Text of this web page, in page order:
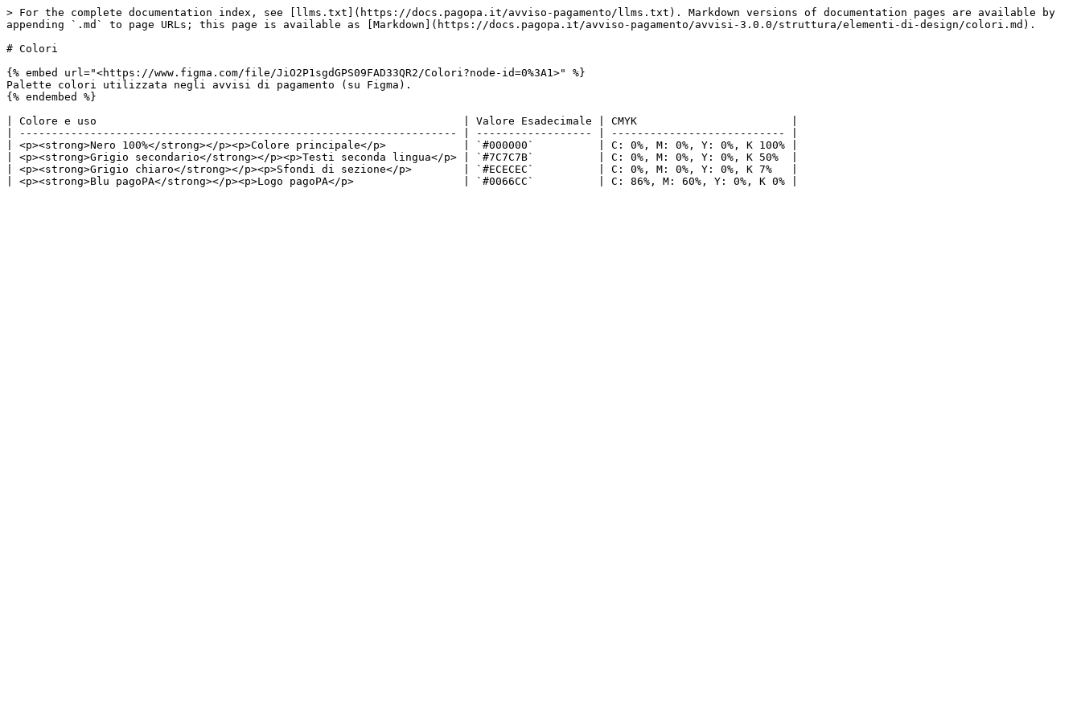
> For the complete documentation index, see [llms.txt](https://docs.pagopa.it/avviso-pagamento/llms.txt). Markdown versions of documentation pages are available by
appending `.md` to page URLs; this page is available as [Markdown](https://docs.pagopa.it/avviso-pagamento/avvisi-3.0.0/struttura/elementi-di-design/colori.md).
# Colori
{% embed url="<https://www.figma.com/file/JiO2P1sgdGPS09FAD33QR2/Colori?node-id=0%3A1>" %}
Palette colori utilizzata negli avvisi di pagamento (su Figma).
{% endembed %}
| Colore e uso                                                         | Valore Esadecimale | CMYK                        |
| -------------------------------------------------------------------- | ------------------ | --------------------------- |
| <p><strong>Nero 100%</strong></p><p>Colore principale</p>            | `#000000`          | C: 0%, M: 0%, Y: 0%, K 100% |
| <p><strong>Grigio secondario</strong></p><p>Testi seconda lingua</p> | `#7C7C7B`          | C: 0%, M: 0%, Y: 0%, K 50%  |
| <p><strong>Grigio chiaro</strong></p><p>Sfondi di sezione</p>        | `#ECECEC`          | C: 0%, M: 0%, Y: 0%, K 7%   |